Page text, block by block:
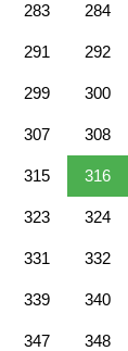
283 284
291 292
299 300
307 308
315 316
323 324
331 332
339 340
347 348